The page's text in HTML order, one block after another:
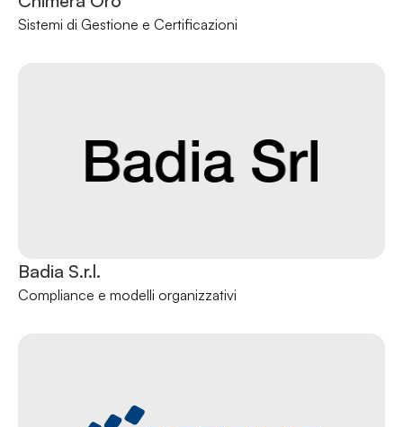
Sistemi di Gestione e Certificazioni
Badia S.r.l.
Compliance e modelli organizzativi